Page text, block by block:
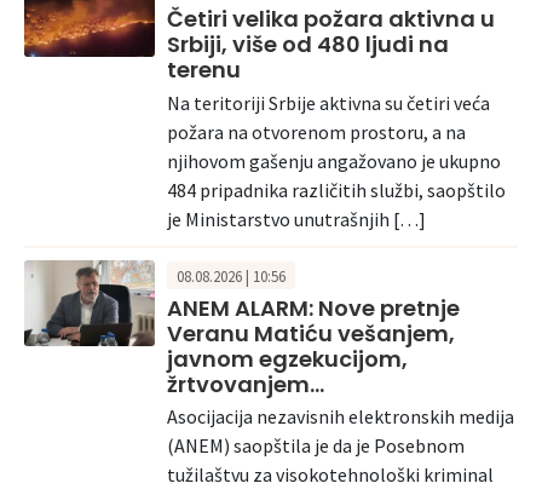
Četiri velika požara aktivna u
Srbiji, više od 480 ljudi na
terenu
Na teritoriji Srbije aktivna su četiri veća
požara na otvorenom prostoru, a na
njihovom gašenju angažovano je ukupno
484 pripadnika različitih službi, saopštilo
je Ministarstvo unutrašnjih […]
08.08.2026 | 10:56
ANEM ALARM: Nove pretnje
Veranu Matiću vešanjem,
javnom egzekucijom,
žrtvovanjem…
Asocijacija nezavisnih elektronskih medija
(ANEM) saopštila je da je Posebnom
tužilaštvu za visokotehnološki kriminal